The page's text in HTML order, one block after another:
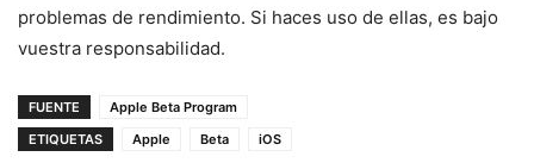
problemas de rendimiento. Si haces uso de ellas, es bajo
vuestra responsabilidad.
FUENTE
Apple Beta Program
ETIQUETAS
Apple Beta iOS